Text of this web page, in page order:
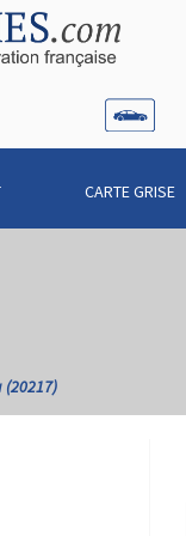
CARTE GRISE
(20217)